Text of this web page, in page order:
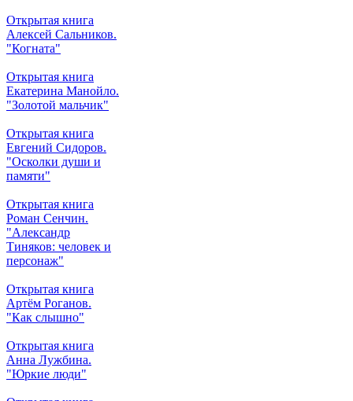
Открытая книга
Алексей Сальников.
"Когната"
Открытая книга
Екатерина Манойло.
"Золотой мальчик"
Открытая книга
Евгений Сидоров.
"Осколки души и
памяти"
Открытая книга
Роман Сенчин.
"Александр
Тиняков: человек и
персонаж"
Открытая книга
Артём Роганов.
"Как слышно"
Открытая книга
Анна Лужбина.
"Юркие люди"